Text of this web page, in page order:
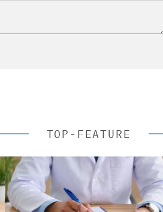
TOP-FEATURE